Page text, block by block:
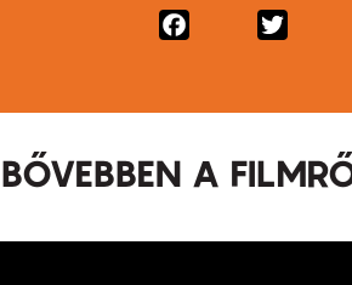
Facebook
BŐVEBBEN A